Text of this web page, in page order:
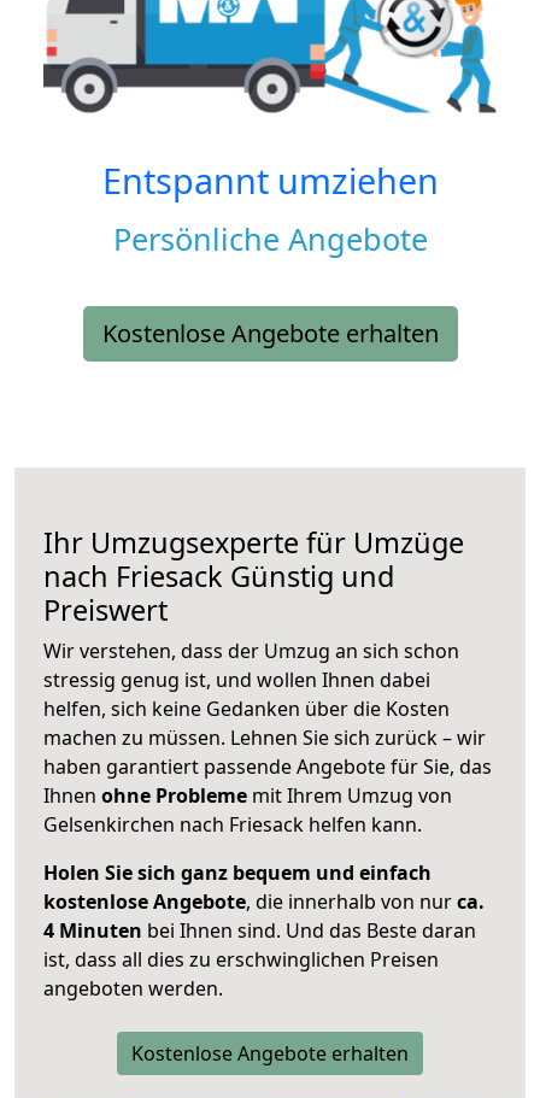
Entspannt umziehen
Persönliche Angebote
Kostenlose Angebote erhalten
Ihr Umzugsexperte für Umzüge
nach Friesack Günstig und
Preiswert
Wir verstehen, dass der Umzug an sich schon
stressig genug ist, und wollen Ihnen dabei
helfen, sich keine Gedanken über die Kosten
machen zu müssen. Lehnen Sie sich zurück – wir
haben garantiert passende Angebote für Sie, das
Ihnen ohne Probleme mit Ihrem Umzug von
Gelsenkirchen nach Friesack helfen kann.
Holen Sie sich ganz bequem und einfach
kostenlose Angebote, die innerhalb von nurca.
4 Minuten bei Ihnen sind. Und das Beste daran
ist, dass all dies zu erschwinglichen Preisen
angeboten werden.
Kostenlose Angebote erhalten